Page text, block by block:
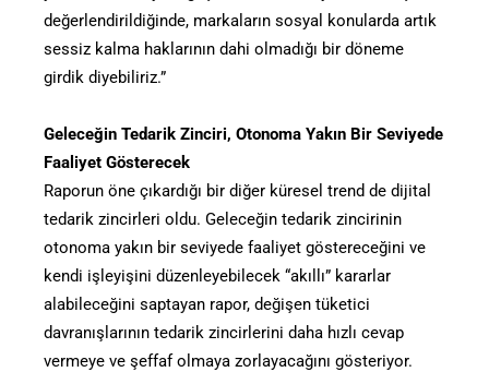
değerlendirildiğinde, markaların sosyal konularda artık
sessiz kalma haklarının dahi olmadığı bir döneme
girdik diyebiliriz.”
Geleceğin Tedarik Zinciri, Otonoma Yakın Bir Seviyede
Faaliyet Gösterecek
Raporun öne çıkardığı bir diğer küresel trend de dijital
tedarik zincirleri oldu. Geleceğin tedarik zincirinin
otonoma yakın bir seviyede faaliyet göstereceğini ve
kendi işleyişini düzenleyebilecek “akıllı” kararlar
alabileceğini saptayan rapor, değişen tüketici
davranışlarının tedarik zincirlerini daha hızlı cevap
vermeye ve şeffaf olmaya zorlayacağını gösteriyor.